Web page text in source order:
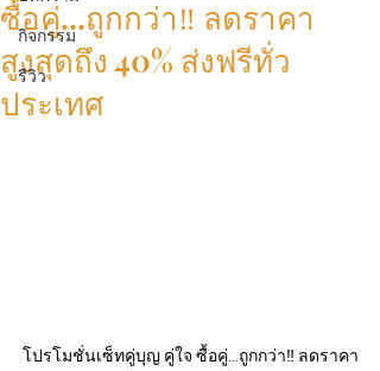
กิจกรรม
รีวิว
ซื้อคู่...ถูกกว่า‼️ ลดราคา
สูงสุดถึง 40% ส่งฟรีทั่ว
ประเทศ
โปรโมชั่นเซ็ทคู่บุญ คู่ใจ ซื้อคู่...ถูกกว่า‼️ ลดราคา